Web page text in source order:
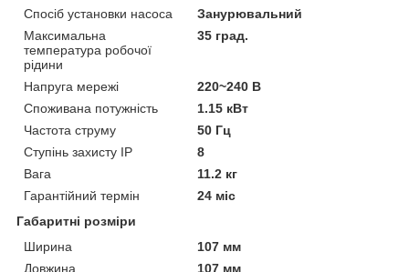
Спосіб установки насоса
Занурювальний
Максимальна
температура робочої
рідини
35 град.
Напруга мережі
220~240 В
Споживана потужність
1.15 кВт
Частота струму
50 Гц
Ступінь захисту IP
8
Вага
11.2 кг
Гарантійний термін
24 міс
Габаритні розміри
Ширина
107 мм
Довжина
107 мм